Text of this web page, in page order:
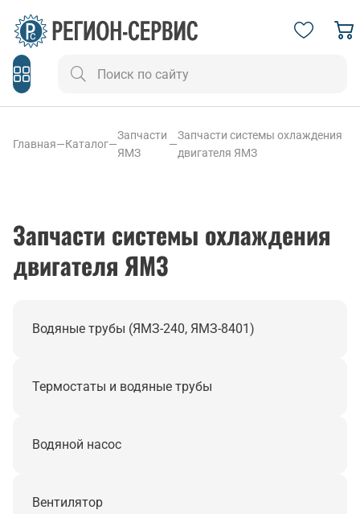
Главная—Каталог—
Запчасти
ЯМЗ
—
Запчасти системы охлаждения
двигателя ЯМЗ
Запчасти системы охлаждения
двигателя ЯМЗ
Водяные трубы (ЯМЗ-240, ЯМЗ-8401)
Термостаты и водяные трубы
Водяной насос
Вентилятор